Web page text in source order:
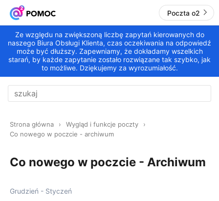
Poczta o2
Ze względu na zwiększoną liczbę zapytań kierowanych do
naszego Biura Obsługi Klienta, czas oczekiwania na odpowiedź
może być dłuższy. Zapewniamy, że dokładamy wszelkich
starań, by każde zapytanie zostało rozwiązane tak szybko, jak
to możliwe. Dziękujemy za wyrozumiałość.
Strona główna
Wygląd i funkcje poczty
Co nowego w poczcie - archiwum
Co nowego w poczcie - Archiwum
Grudzień - Styczeń